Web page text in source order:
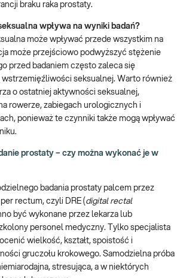
braku raka prostaty.
wpływa na wyniki badań?
może wpływać przede wszystkim na
może przejściowo podwyższyć stężenie
przed badaniem często zaleca się
wstrzemięźliwości seksualnej. Warto również
o ostatniej aktywności seksualnej,
rowerze, zabiegach urologicznych i
ponieważ te czynniki także mogą wpływać
prostaty – czy można wykonać je w
badania prostaty palcem przez
rectum, czyli DRE ( digital rectal
być wykonane przez lekarza lub
personel medyczny. Tylko specjalista
wielkość, kształt, spoistość i
gruczołu krokowego. Samodzielna próba
stresująca, a w niektórych